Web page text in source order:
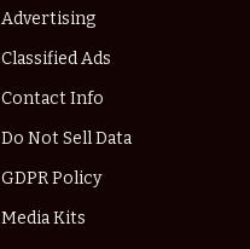
Advertising
Classified Ads
Contact Info
Do Not Sell Data
GDPR Policy
Media Kits